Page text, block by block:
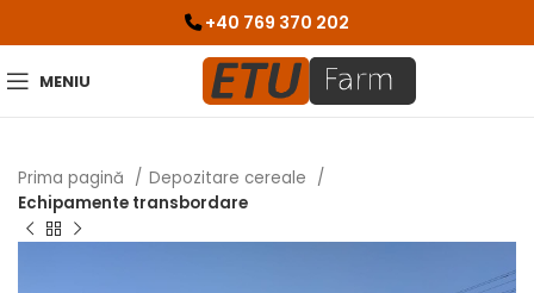
+40 769 370 202
MENIU
Prima pagină
Depozitare cereale
Echipamente transbordare